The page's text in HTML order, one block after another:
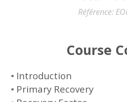
FAQ
CONTACT
Référence
Course
* Introduction
* Primary Recovery